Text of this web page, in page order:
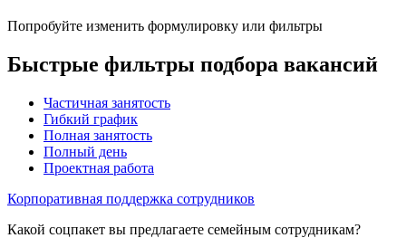
Попробуйте изменить формулировку или фильтры
Быстрые фильтры подбора вакансий
Частичная занятость
Гибкий график
Полная занятость
Полный день
Проектная работа
Корпоративная поддержка сотрудников
Какой соцпакет вы предлагаете семейным сотрудникам?